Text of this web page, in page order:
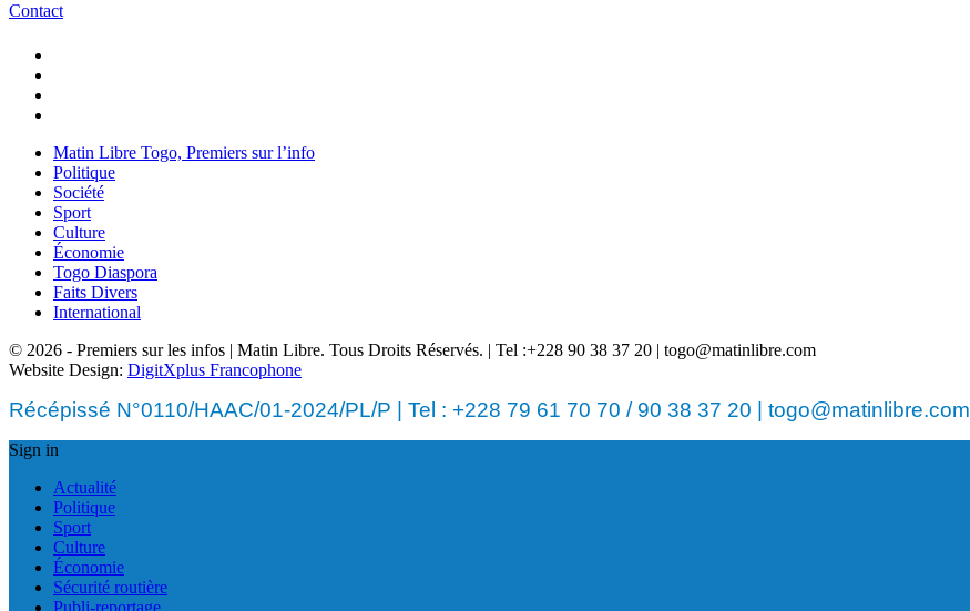
Contact
Matin Libre Togo, Premiers sur l’info
Politique
Société
Sport
Culture
Économie
Togo Diaspora
Faits Divers
International
© 2026 - Premiers sur les infos | Matin Libre. Tous Droits Réservés. | Tel :+228 90 38 37 20 | togo@matinlibre.com
Website Design: DigitXplus Francophone
Récépissé N°0110/HAAC/01-2024/PL/P | Tel : +228 79 61 70 70 / 90 38 37 20 | togo@matinlibre.com
Sign in
Actualité
Politique
Sport
Culture
Économie
Sécurité routière
Publi-reportage